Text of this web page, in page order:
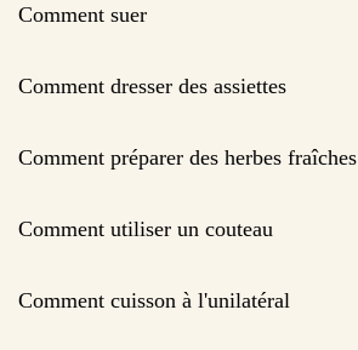
Comment suer
Comment dresser des assiettes
Comment préparer des herbes fraîches
Comment utiliser un couteau
Comment cuisson à l'unilatéral